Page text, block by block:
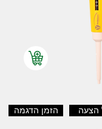
הזמן הדגמה הצעה